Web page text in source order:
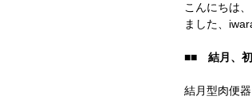
こんにちは
ました、
■■　結月、
結月型肉便